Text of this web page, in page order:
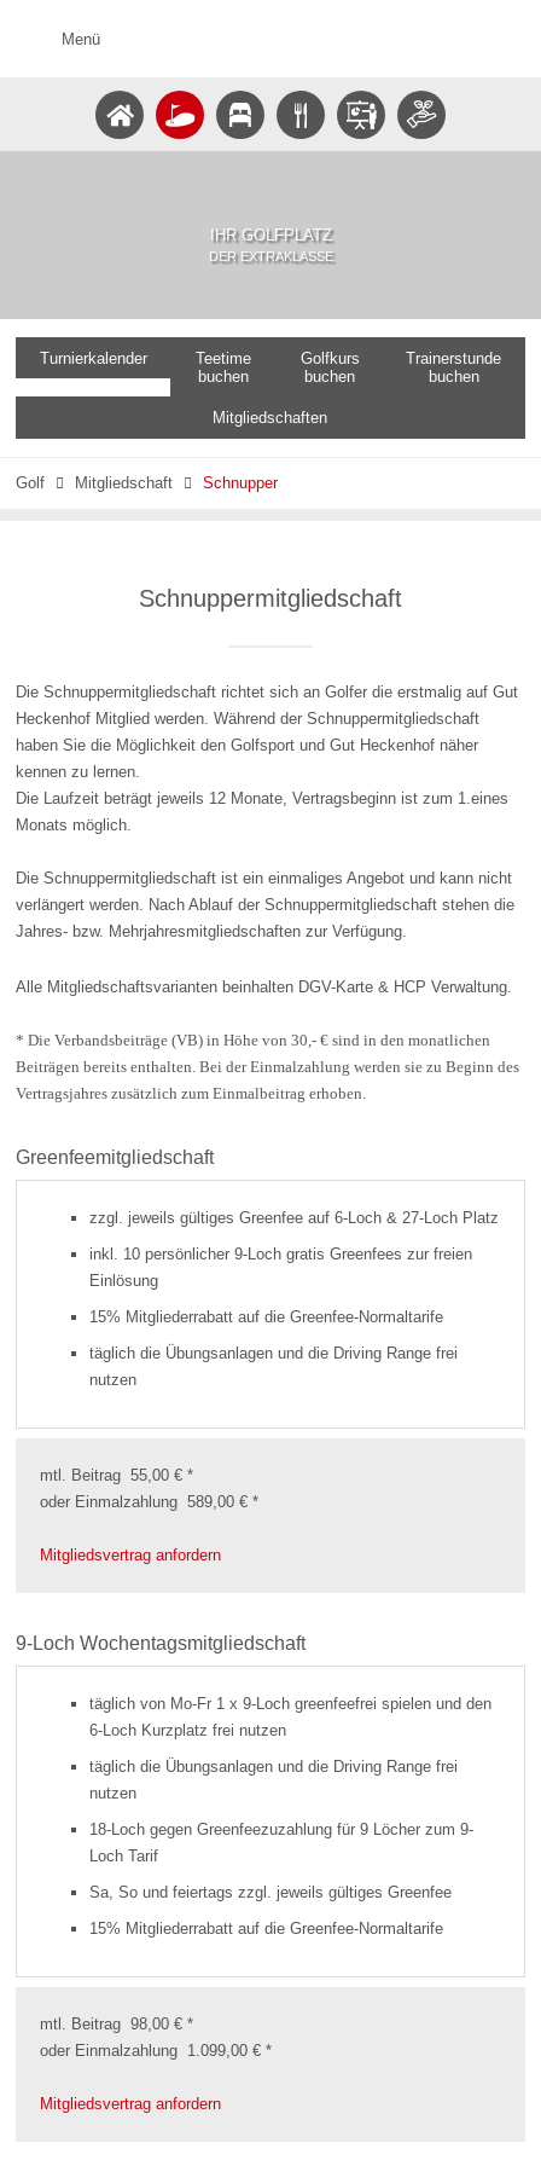
Menü
IHR GOLFPLATZ
DER EXTRAKLASSE
Turnierkalender
Teetime
buchen
Golfkurs
buchen
Trainerstunde
buchen
Mitgliedschaften
Golf  Mitgliedschaft  Schnupper
Schnuppermitgliedschaft
Die Schnuppermitgliedschaft richtet sich an Golfer die erstmalig auf Gut
Heckenhof Mitglied werden. Während der Schnuppermitgliedschaft
haben Sie die Möglichkeit den Golfsport und Gut Heckenhof näher
kennen zu lernen.
Die Laufzeit beträgt jeweils 12 Monate, Vertragsbeginn ist zum 1.eines
Monats möglich.
Die Schnuppermitgliedschaft ist ein einmaliges Angebot und kann nicht
verlängert werden. Nach Ablauf der Schnuppermitgliedschaft stehen die
Jahres- bzw. Mehrjahresmitgliedschaften zur Verfügung.
Alle Mitgliedschaftsvarianten beinhalten DGV-Karte & HCP Verwaltung.
* Die Verbandsbeiträge (VB) in Höhe von 30,- € sind in den monatlichen
Beiträgen bereits enthalten. Bei der Einmalzahlung werden sie zu Beginn des
Vertragsjahres zusätzlich zum Einmalbeitrag erhoben.
Greenfeemitgliedschaft
zzgl. jeweils gültiges Greenfee auf 6-Loch & 27-Loch Platz
inkl. 10 persönlicher 9-Loch gratis Greenfees zur freien
Einlösung
15% Mitgliederrabatt auf die Greenfee-Normaltarife
täglich die Übungsanlagen und die Driving Range frei
nutzen
mtl. Beitrag 55,00 € *
oder Einmalzahlung 589,00 € *
Mitgliedsvertrag anfordern
9-Loch Wochentagsmitgliedschaft
täglich von Mo-Fr 1 x 9-Loch greenfeefrei spielen und den
6-Loch Kurzplatz frei nutzen
täglich die Übungsanlagen und die Driving Range frei
nutzen
18-Loch gegen Greenfeezuzahlung für 9 Löcher zum 9-
Loch Tarif
Sa, So und feiertags zzgl. jeweils gültiges Greenfee
15% Mitgliederrabatt auf die Greenfee-Normaltarife
mtl. Beitrag 98,00 € *
oder Einmalzahlung 1.099,00 € *
Mitgliedsvertrag anfordern